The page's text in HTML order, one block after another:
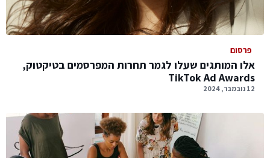
פרסום
אלו המותגים שעלו לגמר תחרות המפרסמים בטיקטוק,
TikTok Ad Awards
12 נובמבר, 2024